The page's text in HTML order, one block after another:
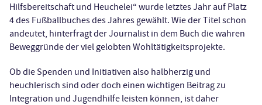
Hilfsbereitschaft und Heuchelei“ wurde letztes Jahr auf Platz
4 des Fußballbuches des Jahres gewählt. Wie der Titel schon
andeutet, hinterfragt der Journalist in dem Buch die wahren
Beweggründe der viel gelobten Wohltätigkeitsprojekte.
Ob die Spenden und Initiativen also halbherzig und
heuchlerisch sind oder doch einen wichtigen Beitrag zu
Integration und Jugendhilfe leisten können, ist daher